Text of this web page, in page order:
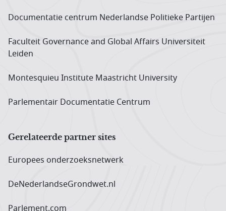
Documentatie centrum Neder­landse Politieke Partijen
Faculteit Governance and Global Affairs Universiteit
Leiden
Montesquieu Institute Maastricht University
Parlementair Documentatie Centrum
Gerelateerde partner sites
Europees onderzoeks­netwerk
DeNederlandseGrondwet.nl
Parlement.com